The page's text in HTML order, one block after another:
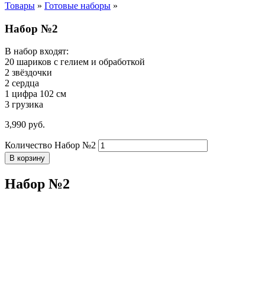
Товары » Готовые наборы »
Набор №2
В набор входят:
20 шариков с гелием и обработкой
2 звёздочки
2 сердца
1 цифра 102 см
3 грузика
3,990 руб.
Количество Набор №2
В корзину
Набор №2